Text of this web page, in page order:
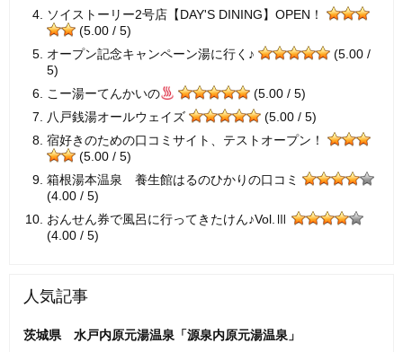
ソイストーリー2号店【DAY'S DINING】OPEN！
(5.00 / 5)
オープン記念キャンペーン湯に行く♪
(5.00 /
5)
こー湯ーてんかいの
(5.00 / 5)
八戸銭湯オールウェイズ
(5.00 / 5)
宿好きのための口コミサイト、テストオープン！
(5.00 / 5)
箱根湯本温泉 養生館はるのひかりの口コミ
(4.00 / 5)
おんせん券で風呂に行ってきたけん♪Vol.Ⅲ
(4.00 / 5)
人気記事
茨城県 水戸内原元湯温泉「源泉内原元湯温泉」